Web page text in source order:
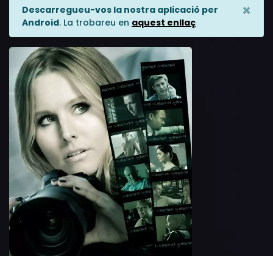
Descarregueu-vos la nostra aplicació per
Android. La trobareu en aquest enllaç
×